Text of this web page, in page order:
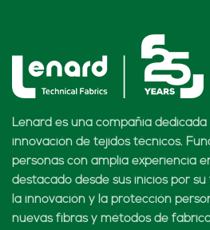
Lenard es una compañía
innovación de tejidos técnicos.
personas con amplia experiencia
destacado desde sus inicios por
la innovación y la protección
nuevas fibras y métodos de